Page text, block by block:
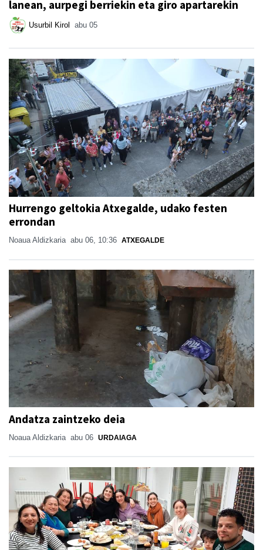
lanean, aurpegi berriekin eta giro apartarekin
Usurbil Kirol abu 05
Hurrengo geltokia Atxegalde, udako festen
errondan
Noaua Aldizkaria abu 06, 10:36 ATXEGALDE
Andatza zaintzeko deia
Noaua Aldizkaria abu 06 URDAIAGA